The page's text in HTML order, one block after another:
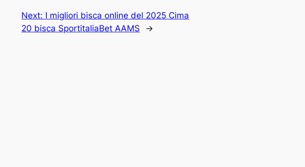
Next: I migliori bisca online del 2025 Cima
20 bisca SportitaliaBet AAMS
→